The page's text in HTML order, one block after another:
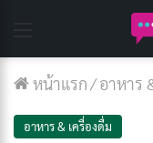
หน้าแรก/อาหาร
อาหาร & เครื่องดื่ม